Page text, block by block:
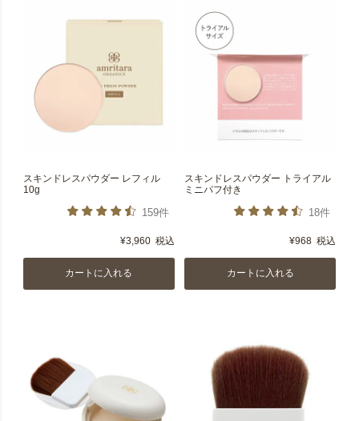
スキンドレスパウダー レフィル
10g
159件
¥3,960 税込
カートに入れる
スキンドレスパウダー トライアル
ミニパフ付き
18件
¥968 税込
カートに入れる